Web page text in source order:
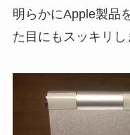
明らかにApple製品
た目にもスッキリし